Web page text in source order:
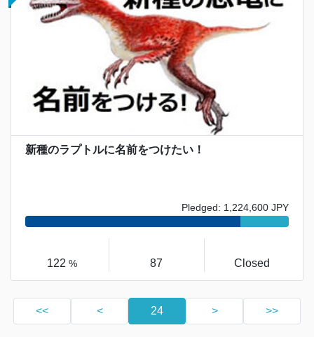
新種のラプトルに名前をつけたい！
Pledged: 1,224,600 JPY
122 % 87 Closed
<< < 24 > >>